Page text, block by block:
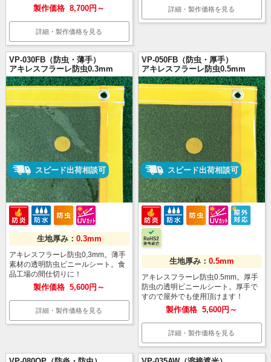
製作価格 8,700円～
詳細・製作価格を見る
詳細・製作価格を見る
VP-030FB（防虫・薄手）
アキレスフラーレ防虫0.3mm
スピード出荷相談可
生地厚み： 0.3mm
アキレスフラーレ防虫0,3mm。薄手
素材の透明防虫ビニールシート。食
品工場の間仕切りに！
製作価格 5,600円～
詳細・製作価格を見る
VP-050FB（防虫・厚手）
アキレスフラーレ防虫0.5mm
スピード出荷相談可
生地厚み： 0.5mm
アキレスフラーレ防虫0.5mm。厚手
防虫の透明ビニールシート。厚手で
すので屋外でも使用頂けます！
製作価格 5,600円～
詳細・製作価格を見る